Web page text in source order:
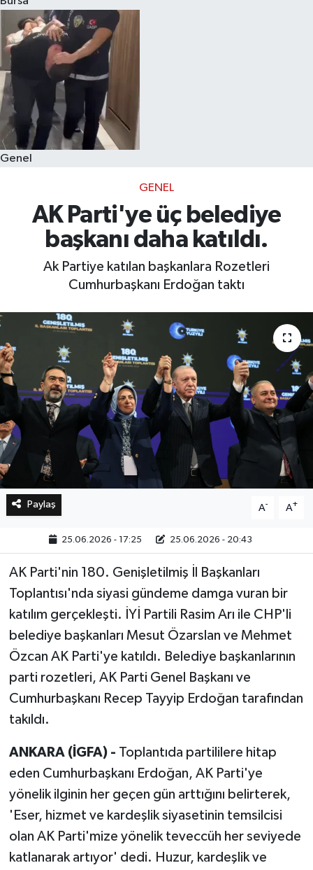
Genel
GENEL
AK Parti'ye üç belediye
başkanı daha katıldı.
Ak Partiye katılan başkanlara Rozetleri
Cumhurbaşkanı Erdoğan taktı
Paylaş A- A+
25.06.2026 - 17:25 25.06.2026 - 20:43
AK Parti'nin 180. Genişletilmiş İl Başkanları
Toplantısı'nda siyasi gündeme damga vuran bir
katılım gerçekleşti. İYİ Partili Rasim Arı ile CHP'li
belediye başkanları Mesut Özarslan ve Mehmet
Özcan AK Parti'ye katıldı. Belediye başkanlarının
parti rozetleri, AK Parti Genel Başkanı ve
Cumhurbaşkanı Recep Tayyip Erdoğan tarafından
takıldı.
ANKARA (İGFA) - Toplantıda partililere hitap
eden Cumhurbaşkanı Erdoğan, AK Parti'ye
yönelik ilginin her geçen gün arttığını belirterek,
'Eser, hizmet ve kardeşlik siyasetinin temsilcisi
olan AK Parti'mize yönelik teveccüh her seviyede
katlanarak artıyor' dedi. Huzur, kardeşlik ve
Eğitim
Sağlık
Magazin
Kültür & Sanat
Teknoloji
Bilim
Genel
Bilim, Teknoloji